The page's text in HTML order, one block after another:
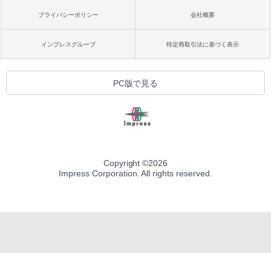
プライバシーポリシー 会社概要
インプレスグループ 特定商取引法に基づく表示
PC版で見る
Copyright ©2026
Impress Corporation. All rights reserved.